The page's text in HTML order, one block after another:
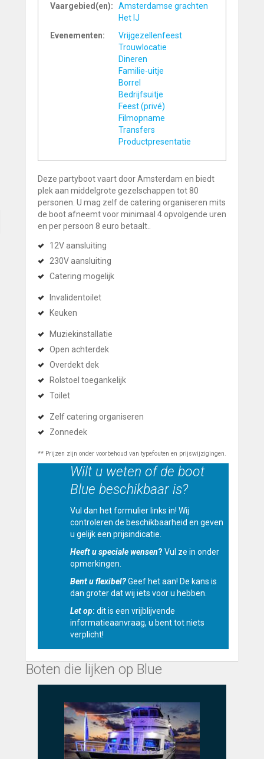
Vaargebied(en):
Amsterdamse grachten
Het IJ
Evenementen:
Vrijgezellenfeest
Trouwlocatie
Dineren
Familie-uitje
Borrel
Bedrijfsuitje
Feest (privé)
Filmopname
Transfers
Productpresentatie
Deze partyboot vaart door Amsterdam en biedt
plek aan middelgrote gezelschappen tot 80
personen. U mag zelf de catering organiseren mits
de boot afneemt voor minimaal 4 opvolgende uren
en per persoon 8 euro betaalt..
12V aansluiting
230V aansluiting
Catering mogelijk
Invalidentoilet
Keuken
Muziekinstallatie
Open achterdek
Overdekt dek
Rolstoel toegankelijk
Toilet
Zelf catering organiseren
Zonnedek
** Prijzen zijn onder voorbehoud van typefouten en prijswijzigingen.
Wilt u weten of de boot
Blue beschikbaar is?
Vul dan het formulier links in! Wij
controleren de beschikbaarheid en geven
u gelijk een prijsindicatie.
Heeft u speciale wensen? Vul ze in onder
opmerkingen.
Bent u flexibel?Geef het aan! De kans is
dan groter dat wij iets voor u hebben.
Let op: dit is een vrijblijvende
informatieaanvraag, u bent tot niets
verplicht!
Boten die lijken op Blue